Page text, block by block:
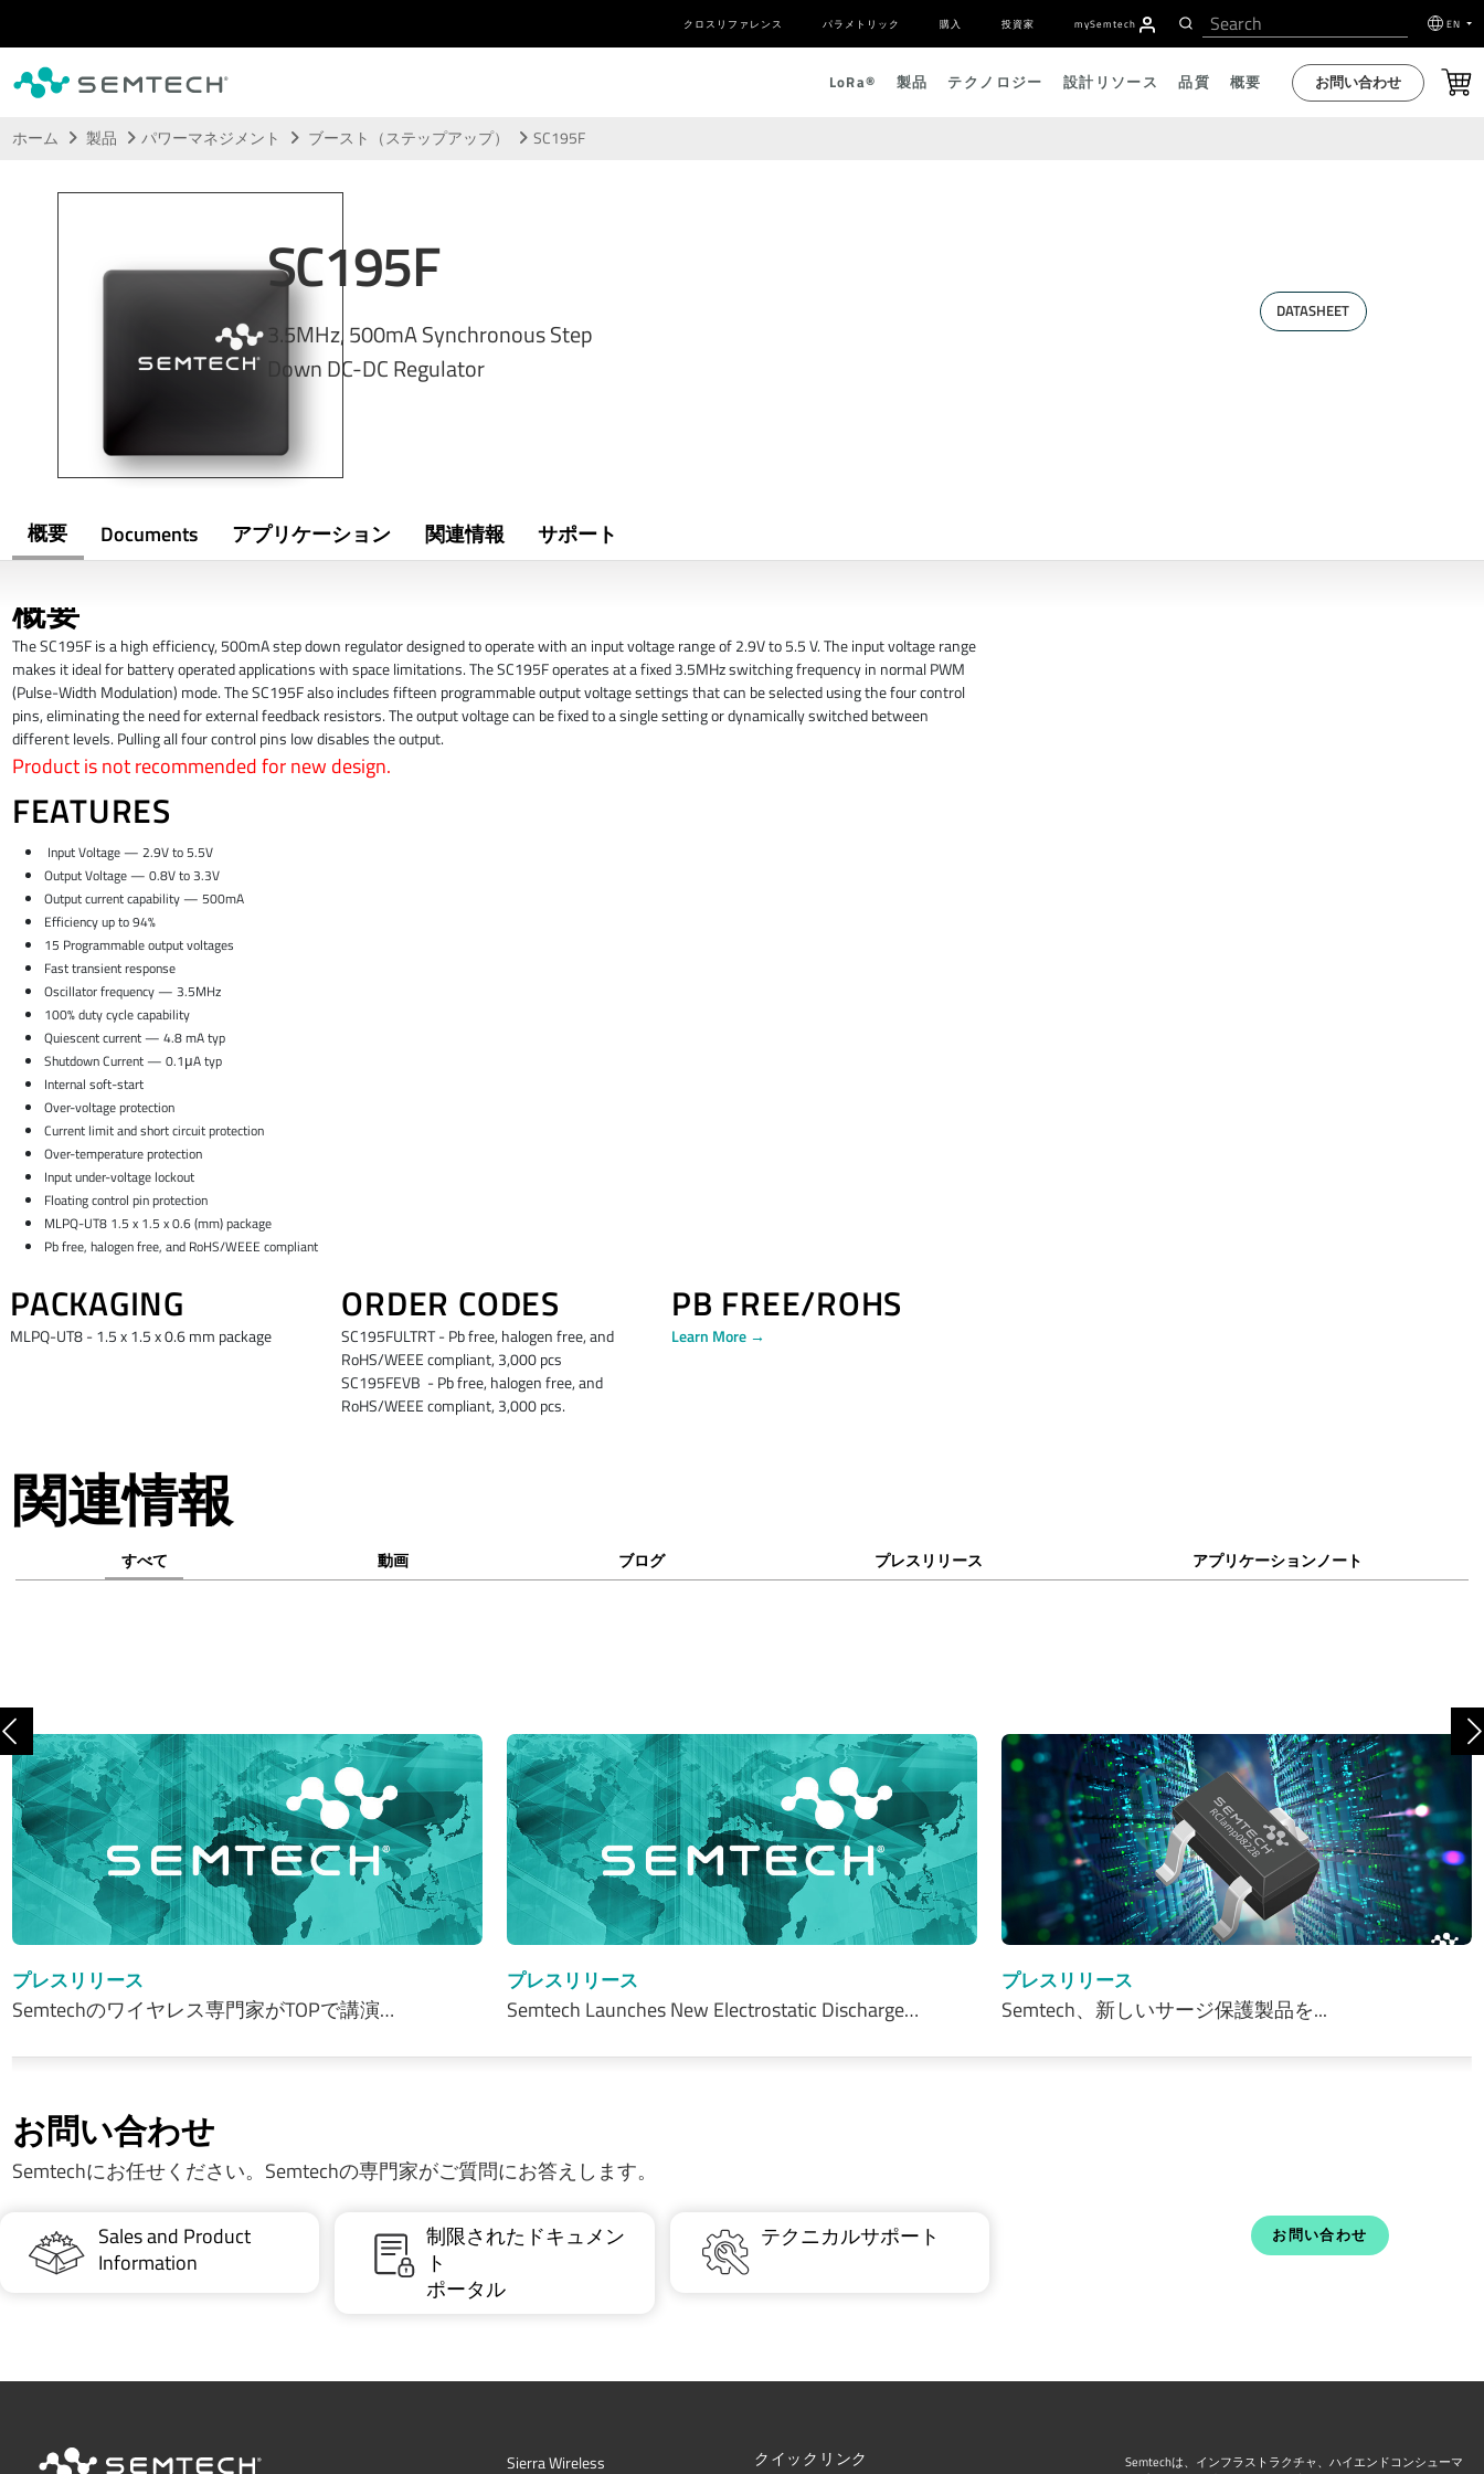
メインコンテンツにスキップ
クロスリファレンス パラメトリック 購入 投資家 mySemtech EN
LoRa® 製品 テクノロジー 設計リソース 品質 概要 お問い合わせ
ホーム 製品 パワーマネジメント ブースト（ステップアップ） SC195F
SC195F
3.5MHz, 500mA Synchronous Step
Down DC-DC Regulator
DATASHEET
概要 Documents アプリケーション 関連情報 サポート
概要
The SC195F is a high efficiency, 500mA step down regulator designed to operate with an input voltage range of 2.9V to 5.5 V. The input voltage range
makes it ideal for battery operated applications with space limitations. The SC195F operates at a fixed 3.5MHz switching frequency in normal PWM
(Pulse-Width Modulation) mode. The SC195F also includes fifteen programmable output voltage settings that can be selected using the four control
pins, eliminating the need for external feedback resistors. The output voltage can be fixed to a single setting or dynamically switched between
different levels. Pulling all four control pins low disables the output.
Product is not recommended for new design.
FEATURES
Input Voltage — 2.9V to 5.5V
Output Voltage — 0.8V to 3.3V
Output current capability — 500mA
Efficiency up to 94%
15 Programmable output voltages
Fast transient response
Oscillator frequency — 3.5MHz
100% duty cycle capability
Quiescent current — 4.8 mA typ
Shutdown Current — 0.1μA typ
Internal soft-start
Over-voltage protection
Current limit and short circuit protection
Over-temperature protection
Input under-voltage lockout
Floating control pin protection
MLPQ-UT8 1.5 x 1.5 x 0.6 (mm) package
Pb free, halogen free, and RoHS/WEEE compliant
PACKAGING
MLPQ-UT8 - 1.5 x 1.5 x 0.6 mm package
ORDER CODES
SC195FULTRT - Pb free, halogen free, and
RoHS/WEEE compliant, 3,000 pcs
SC195FEVB - Pb free, halogen free, and
RoHS/WEEE compliant, 3,000 pcs.
PB FREE/ROHS
Learn More →
関連情報
すべて 動画 ブログ プレスリリース アプリケーションノート
プレスリリース
Semtechのワイヤレス専門家がTOPで講演…
プレスリリース
Semtech Launches New Electrostatic Discharge…
プレスリリース
Semtech、新しいサージ保護製品を...
前へ
お問い合わせ
Semtechにお任せください。Semtechの専門家がご質問にお答えします。
Sales and Product
Information
制限されたドキュメン
ト
ポータル
テクニカルサポート お問い合わせ
Sierra Wireless クイックリンク
Semtechは、インフラストラクチャ、ハイエンドコンシューマ